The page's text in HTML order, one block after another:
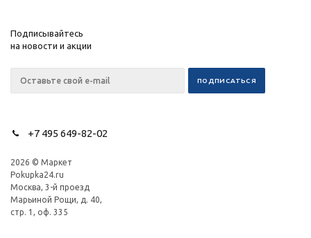
Подписывайтесь
на новости и акции
+7 495 649-82-02
2026 © Маркет
Pokupka24.ru
Москва, 3-й проезд
Марьиной Рощи, д. 40,
стр. 1, оф. 335